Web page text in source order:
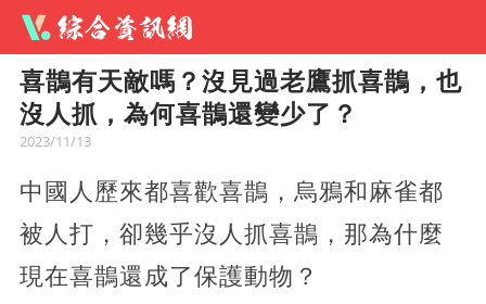
喜鵲有天敵嗎？沒見過老鷹抓喜鵲，也
沒人抓，為何喜鵲還變少了？
2023/11/13
中國人歷來都喜歡喜鵲，烏鴉和麻雀都
被人打，卻幾乎沒人抓喜鵲，那為什麼
現在喜鵲還成了保護動物？